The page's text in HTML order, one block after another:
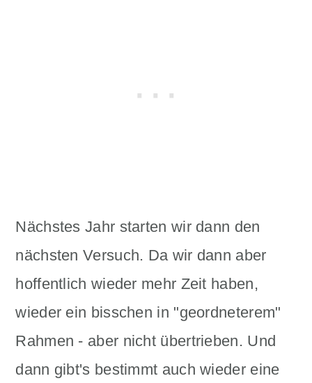
Nächstes Jahr starten wir dann den
nächsten Versuch. Da wir dann aber
hoffentlich wieder mehr Zeit haben,
wieder ein bisschen in "geordneterem"
Rahmen - aber nicht übertrieben. Und
dann gibt's bestimmt auch wieder eine